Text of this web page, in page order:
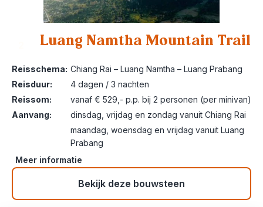
Luang Namtha Mountain Trail
Reisschema: Chiang Rai – Luang Namtha – Luang Prabang
Reisduur:
4 dagen / 3 nachten
Reissom:
vanaf € 529,- p.p. bij 2 personen (per minivan)
Aanvang:
dinsdag, vrijdag en zondag vanuit Chiang Rai
maandag, woensdag en vrijdag vanuit Luang
Prabang
Meer informatie
Bekijk deze bouwsteen